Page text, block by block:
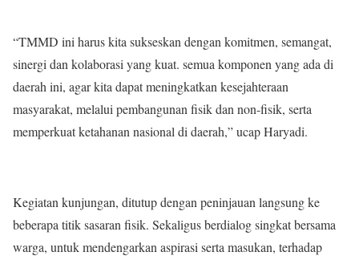
“TMMD ini harus kita sukseskan dengan komitmen, semangat,
sinergi dan kolaborasi yang kuat. semua komponen yang ada di
daerah ini, agar kita dapat meningkatkan kesejahteraan
masyarakat, melalui pembangunan fisik dan non-fisik, serta
memperkuat ketahanan nasional di daerah,” ucap Haryadi.
Kegiatan kunjungan, ditutup dengan peninjauan langsung ke
beberapa titik sasaran fisik. Sekaligus berdialog singkat bersama
warga, untuk mendengarkan aspirasi serta masukan, terhadap